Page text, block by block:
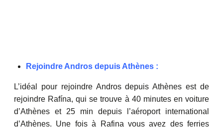
Rejoindre Andros depuis Athènes :
L’idéal pour rejoindre Andros depuis Athènes est de
rejoindre Rafína, qui se trouve à 40 minutes en voiture
d’Athènes et 25 min depuis l’aéroport international
d’Athènes. Une fois à Rafina vous avez des ferries